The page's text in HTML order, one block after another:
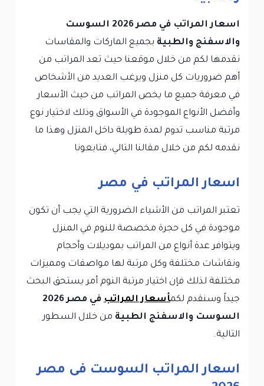
اسعار المراتب في مصر 2026 السوست
والاسفنج والطبية بجميع الماركات والمقاسات
نقدمها لكم من خلال موقعنا حيث تعد المراتب من
أهم ضروريات كل منزل ويرغب العديد من الأشخاص
في معرفة جميع ما يخص المراتب من حيث الأسعار
وأفضل الأنواع الموجودة في الأسواق وذلك لاختيار نوع
مرتبة مناسب تدوم لمدة طويلة داخل المنزل وهذا ما
نقدمه لكم من خلال مقالنا التالي، فتابعونا
اسعار المراتب في مصر
تعتبر المراتب من الأشياء الضرورية التي يجب أن تكون
موجودة في كل حجرة مخصصة للنوم في المنزل
ويتوافر عدة أنواع من المراتب بموديلات وأحجام
ونقاشات مختلفة وكل مرتبة لها مواصفات ومميزات
مختلفة لذلك فإن اختيار مرتبة النوم أمر يستحق البحث
جيداً وسنقدم لكمأسعار المراتب
في مصر 2026
السوست والاسفنج الطبية من خلال السطور
التالية.
اسعار المراتب السوست فى مصر